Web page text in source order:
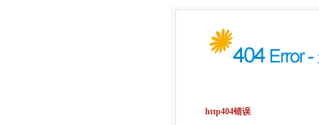
http404错误